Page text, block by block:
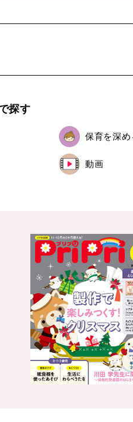
探す
保育を深め
動画